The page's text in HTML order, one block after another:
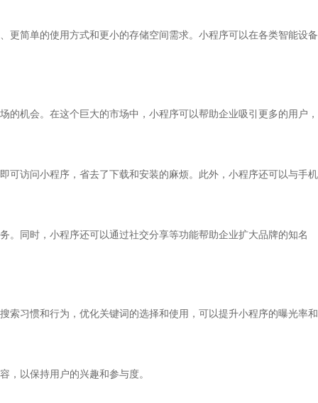
更简单的使用方式和更小的存储空间需求。小程序可以在各类智能设备
机会。在这个巨大的市场中，小程序可以帮助企业吸引更多的用户，
可访问小程序，省去了下载和安装的麻烦。此外，小程序还可以与手机
同时，小程序还可以通过社交分享等功能帮助企业扩大品牌的知名
索习惯和行为，优化关键词的选择和使用，可以提升小程序的曝光率和
，以保持用户的兴趣和参与度。